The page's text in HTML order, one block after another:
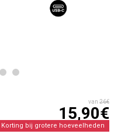
van 26€
15,90€
Korting bij grotere hoeveelheden